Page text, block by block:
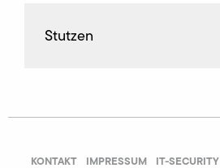
Stutzen
KONTAKT IMPRESSUM IT-SECURITY